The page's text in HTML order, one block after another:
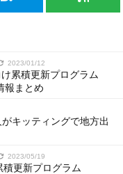
2023/01/12
累積更新プログラム
報まとめ
キッティングで地方出
2023/05/19
更新プログラム